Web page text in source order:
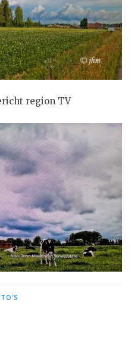
region TV